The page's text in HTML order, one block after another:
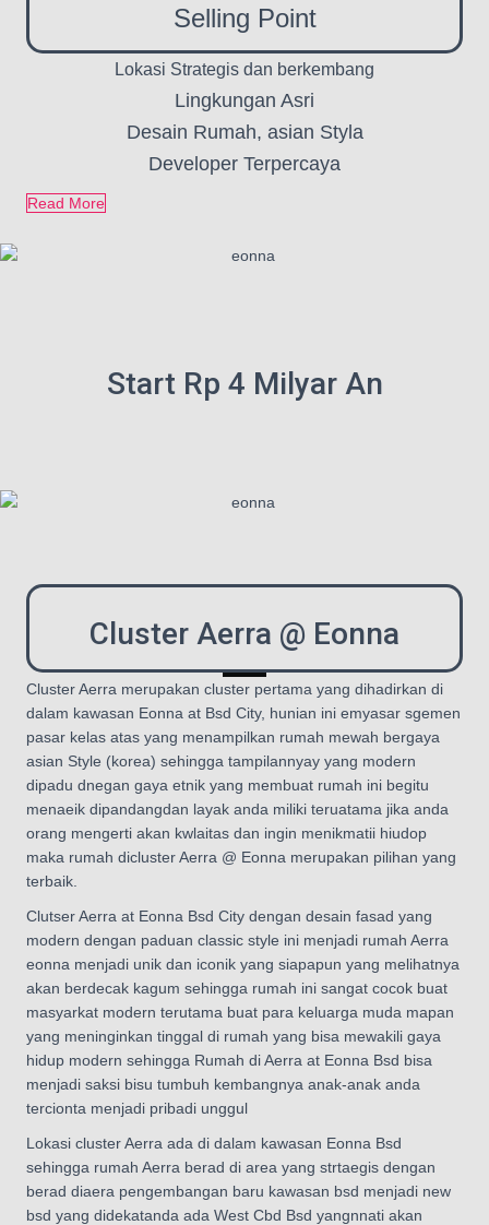
Selling Point
Lokasi Strategis dan berkembang
Lingkungan Asri
Desain Rumah, asian Styla
Developer Terpercaya
Read More
Start Rp 4 Milyar An
Cluster Aerra @ Eonna
Cluster Aerra merupakan cluster pertama yang dihadirkan di
dalam kawasan Eonna at Bsd City, hunian ini emyasar sgemen
pasar kelas atas yang menampilkan rumah mewah bergaya
asian Style (korea) sehingga tampilannyay yang modern
dipadu dnegan gaya etnik yang membuat rumah ini begitu
menaeik dipandangdan layak anda miliki teruatama jika anda
orang mengerti akan kwlaitas dan ingin menikmatii hiudop
maka rumah dicluster Aerra @ Eonna merupakan pilihan yang
terbaik.
Clutser Aerra at Eonna Bsd City dengan desain fasad yang
modern dengan paduan classic style ini menjadi rumah Aerra
eonna menjadi unik dan iconik yang siapapun yang melihatnya
akan berdecak kagum sehingga rumah ini sangat cocok buat
masyarkat modern terutama buat para keluarga muda mapan
yang meninginkan tinggal di rumah yang bisa mewakili gaya
hidup modern sehingga Rumah di Aerra at Eonna Bsd bisa
menjadi saksi bisu tumbuh kembangnya anak-anak anda
tercionta menjadi pribadi unggul
Lokasi cluster Aerra ada di dalam kawasan Eonna Bsd
sehingga rumah Aerra berad di area yang strtaegis dengan
berad diaera pengembangan baru kawasan bsd menjadi new
bsd yang didekatanda ada West Cbd Bsd yangnnati akan